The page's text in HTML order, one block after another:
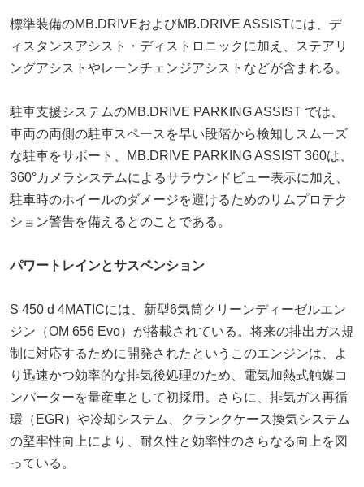
標準装備のMB.DRIVEおよびMB.DRIVE ASSISTには、デ
ィスタンスアシスト・ディストロニックに加え、ステアリ
ングアシストやレーンチェンジアシストなどが含まれる。
駐車支援システムのMB.DRIVE PARKING ASSIST では、
車両の両側の駐車スペースを早い段階から検知しスムーズ
な駐車をサポート、MB.DRIVE PARKING ASSIST 360は、
360°カメラシステムによるサラウンドビュー表示に加え、
駐車時のホイールのダメージを避けるためのリムプロテク
ション警告を備えるとのことである。
パワートレインとサスペンション
S 450 d 4MATICには、新型6気筒クリーンディーゼルエン
ジン（OM 656 Evo）が搭載されている。将来の排出ガス規
制に対応するために開発されたというこのエンジンは、よ
り迅速かつ効率的な排気後処理のため、電気加熱式触媒コ
ンバーターを量産車として初採用。さらに、排気ガス再循
環（EGR）や冷却システム、クランクケース換気システム
の堅牢性向上により、耐久性と効率性のさらなる向上を図
っている。